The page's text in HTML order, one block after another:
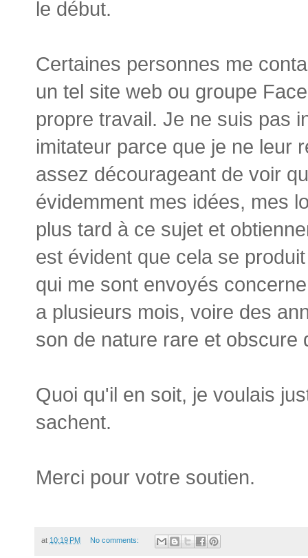
le début.
Certaines personnes me
un tel site web ou groupe
propre travail. Je ne suis pas
imitateur parce que je ne leur
assez décourageant de voir
évidemment mes idées, mes
plus tard à ce sujet et
est évident que cela se
qui me sont envoyés
a plusieurs mois, voire des
son de nature rare et obscure
Quoi qu'il en soit, je voulais
sachent.
Merci pour votre soutien.
at 10:19 PM No comments: